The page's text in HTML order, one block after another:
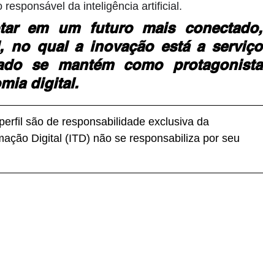
da inteligência artificial.
em um futuro mais conectado,
no qual a inovação está a serviço
se mantém como protagonista
digital.
são de responsabilidade exclusiva da
Digital (ITD) não se responsabiliza por seu